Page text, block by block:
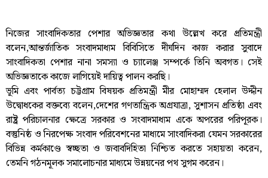
নিজের সাংবাদিকতার পেশার অভিজ্ঞতার কথা উল্লেখ করে প্রতিমন্ত্রী
বলেন,আন্তর্জাতিক সংবাদমাধ্যম বিবিসিতে দীর্ঘদিন কাজ করার সুবাদে
সাংবাদিকতা পেশার নানা সমস্যা ও চ্যালেঞ্জ সম্পর্কে তিনি অবগত। সেই
অভিজ্ঞতাকে কাজে লাগিয়েই দায়িত্ব পালন করছি।
ভূমি এবং পার্বত্য চট্টগ্রাম বিষয়ক প্রতিমন্ত্রী মীর মোহাম্মদ হেলাল উদ্দীন
উদ্বোধকের বক্তব্যে বলেন,দেশের গণতান্ত্রিক অগ্রযাত্রা, সুশাসন প্রতিষ্ঠা এবং
রাষ্ট্র পরিচালনার ক্ষেত্রে সরকার ও সংবাদমাধ্যম একে অপরের পরিপূরক।
বস্তুনিষ্ঠ ও নিরপেক্ষ সংবাদ পরিবেশনের মাধ্যমে সাংবাদিকরা যেমন সরকারের
বিভিন্ন কর্মকাণ্ডে স্বচ্ছতা ও জবাবদিহিতা নিশ্চিত করতে সহায়তা করেন,
তেমনি গঠনমূলক সমালোচনার মাধ্যমে উন্নয়নের পথ সুগম করেন।